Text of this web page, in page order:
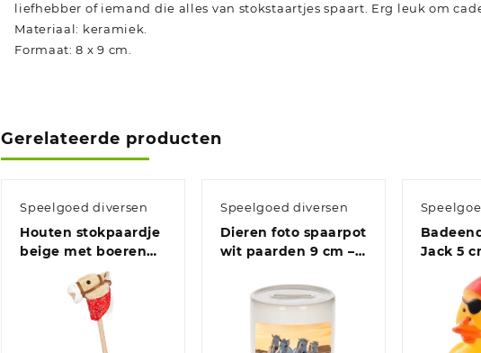
liefhebber of iemand die alles van stokstaartjes spaart. Erg leuk om
Materiaal: keramiek.
Formaat: 8 x 9 cm.
Gerelateerde producten
Speelgoed diversen
Houten stokpaardje
beige met boeren
zakdoek en geluid
Speelgoed diversen
Dieren foto spaarpot
wit paarden 9 cm –
spaarpotten
jongens en meisjes
Jack 5